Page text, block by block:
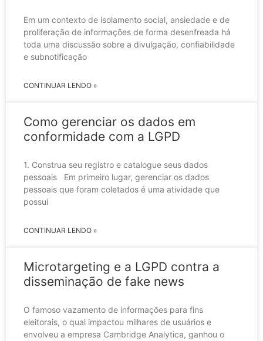
Em um contexto de isolamento social, ansiedade e de
proliferação de informações de forma desenfreada há
toda uma discussão sobre a divulgação, confiabilidade
e subnotificação
CONTINUAR LENDO »
Como gerenciar os dados em
conformidade com a LGPD
1. Construa seu registro e catalogue seus dados
pessoais Em primeiro lugar, gerenciar os dados
pessoais que foram coletados é uma atividade que
possui
CONTINUAR LENDO »
Microtargeting e a LGPD contra a
disseminação de fake news
O famoso vazamento de informações para fins
eleitorais, o qual impactou milhares de usuários e
envolveu a empresa Cambridge Analytica, ganhou o